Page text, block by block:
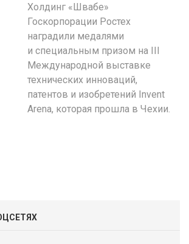
Холдинг «Швабе»
Госкорпорации Ростех
наградили медалями
и специальным призом на III
Международной выставке
технических инноваций,
патентов и изобретений Invent
Arena, которая прошла в Чехии.